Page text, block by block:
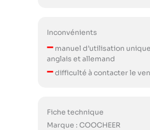
Inconvénients
–manuel d’utilisation
anglais et allemand
–difficulté à contacter le
Fiche technique
Marque : COOCHEER